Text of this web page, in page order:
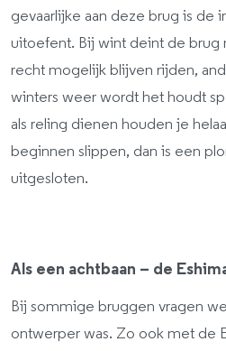
gevaarlijke aan deze brug is de
uitoefent. Bij wint deint de brug
recht mogelijk blijven rijden,
winters weer wordt het houdt
als reling dienen houden je
beginnen slippen, dan is een
uitgesloten.
Als een achtbaan – de
Bij sommige bruggen vragen
ontwerper was. Zo ook met de